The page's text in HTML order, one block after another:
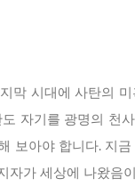
막 시대에 사탄의
자기를 광명의 천
보아야 합니다. 지
가 세상에 나왔음